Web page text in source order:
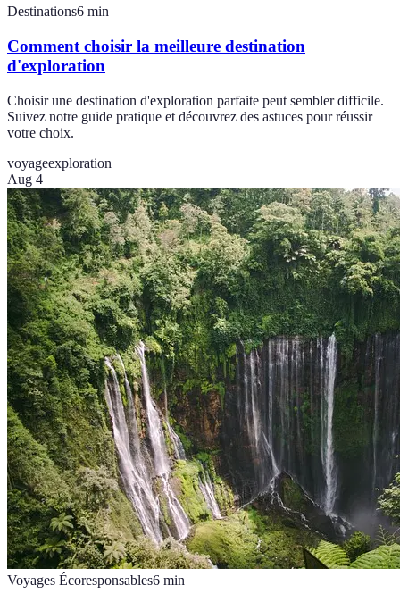
Destinations6 min
Comment choisir la meilleure destination
d'exploration
Choisir une destination d'exploration parfaite peut sembler difficile.
Suivez notre guide pratique et découvrez des astuces pour réussir
votre choix.
voyageexploration
Aug 4
Voyages Écoresponsables6 min